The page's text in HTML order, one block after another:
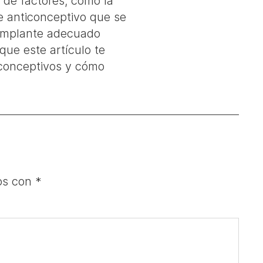
anticonceptivo que se
adecuado
este artículo te
y cómo
con *